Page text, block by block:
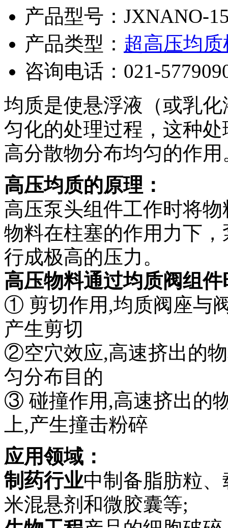
产品型号：JXNANO-
产品类型： 超高压均质
咨询电话： 021-
均质是使悬浮液（或乳
匀化的处理过程，这种
高分散物分布均匀的作用
高压均质的原理：
高压泵头组件工作时将
物料在柱塞的作用力下
行成极高的压力。
高压物料通过均质阀组
① 剪切作用,均质阀座与
产生剪切
②空穴效应,高速挤出的
匀分布目的
③ 碰撞作用,高速挤出的
上,产生撞击粉碎
应用领域：
制药行业中制备脂肪粒
米混悬剂和微胶囊等;